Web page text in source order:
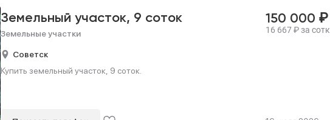
Земельный участок, 9 соток
Земельные участки
150 000 ₽
16 667₽за
Советск
Купить земельный участок, 9 соток.